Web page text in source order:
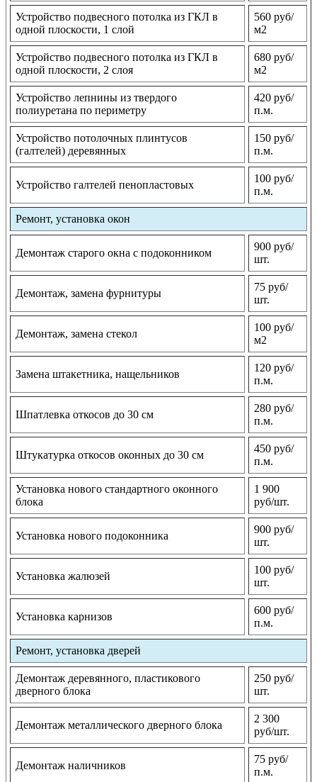
Устройство подвесного потолка из ГКЛ в
одной плоскости, 1 слой
560 руб/
м2
Устройство подвесного потолка из ГКЛ в
одной плоскости, 2 слоя
680 руб/
м2
Устройство лепнины из твердого
полиуретана по периметру
420 руб/
п.м.
Устройство потолочных плинтусов
(галтелей) деревянных
150 руб/
п.м.
Устройство галтелей пенопластовых
100 руб/
п.м.
Ремонт, установка окон
Демонтаж старого окна с подоконником
900 руб/
шт.
Демонтаж, замена фурнитуры
75 руб/
шт.
Демонтаж, замена стекол
100 руб/
м2
Замена штакетника, нащельников
120 руб/
п.м.
Шпатлевка откосов до 30 см
280 руб/
п.м.
Штукатурка откосов оконных до 30 см
450 руб/
п.м.
Установка нового стандартного оконного
блока
1 900
руб/шт.
Установка нового подоконника
900 руб/
шт.
Установка жалюзей
100 руб/
шт.
Установка карнизов
600 руб/
п.м.
Ремонт, установка дверей
Демонтаж деревянного, пластикового
дверного блока
250 руб/
шт.
Демонтаж металлического дверного блока
2 300
руб/шт.
Демонтаж наличников
75 руб/
п.м.